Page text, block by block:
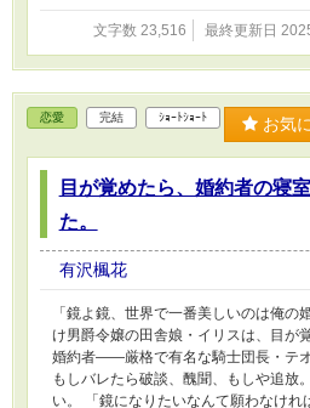
話+おまけ１話です。
文字数 23,516 最終更新日
恋愛 完結 ｼｮｰﾄｼｮｰﾄ お気
目が覚めたら、婚約者の寝
た。
有沢楓花
「鏡よ鏡、世界で一番美しいのは俺
け男爵令嬢の田舎娘・イリスは、目が
婚約者――厳格で有名な騎士団長・テオ
もしバレたら破談、醜聞、もしや追放
い。 「鏡になりたいなんて願わなけ